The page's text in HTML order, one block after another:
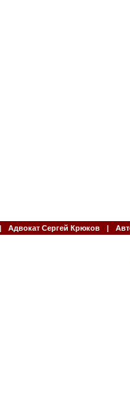
| Адвокат Сергей Крюков |